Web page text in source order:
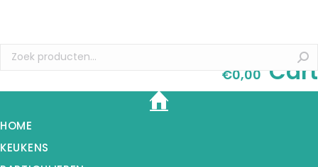
€0,00 Cart
HOME
KEUKENS